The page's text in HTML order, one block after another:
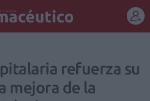
refuerza su
mejora de la